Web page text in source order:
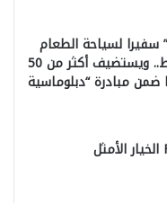
لسياحة الطعام
في الشرق الأوسط.. ويستضيف أكثر من 50
ضمن مبادرة “دبلوماسية
قوة الشاي الأخضر.. غسول Face Time الخيار الأمثل